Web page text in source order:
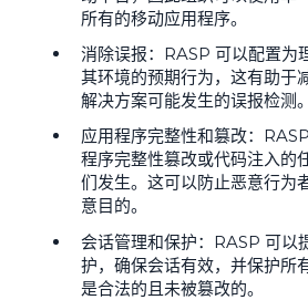
所有的移动应用程序。
消除误报：RASP 可以配置为
其环境的预期行为，这有助于
解决方案可能发生的误报检测。
应用程序完整性和篡改：
程序完整性篡改或代码注入的
们发生。这可以防止恶意行为
意目的。
会话管理和保护：RASP 可以
护，确保会话有效，并保护所
是合法的且未被篡改的。